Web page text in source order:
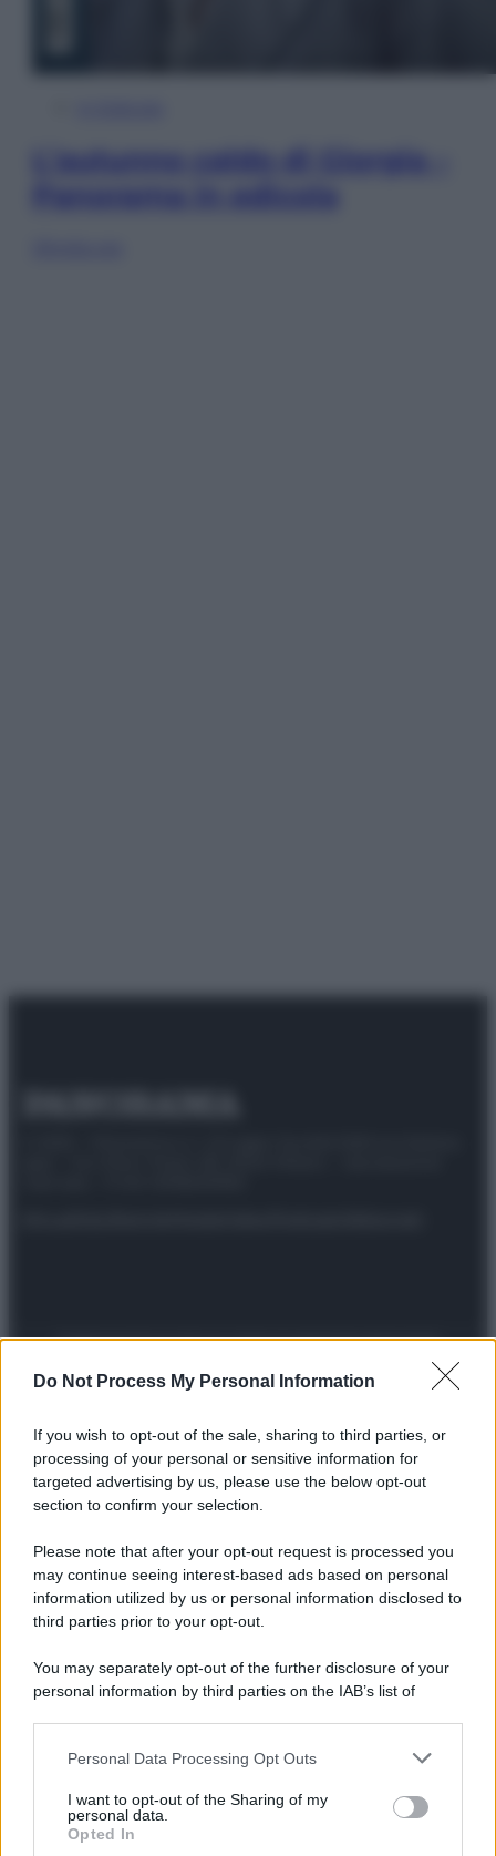
Do Not Process My Personal Information
If you wish to opt-out of the sale, sharing to third parties, or
processing of your personal or sensitive information for
targeted advertising by us, please use the below opt-out
section to confirm your selection.
Please note that after your opt-out request is processed you
may continue seeing interest-based ads based on personal
information utilized by us or personal information disclosed to
third parties prior to your opt-out.
You may separately opt-out of the further disclosure of your
personal information by third parties on the IAB’s list of
This information may also be disclosed by us to third parties
disclose it to other third parties.
Please note that this website/app uses one or more Google
Personal Data Processing Opt Outs
I want to opt-out of the Sharing of my
personal data.
Opted In
L’autunno caldo di Giorgia –
Preferenze PrivacyPrivacy PolicyCookie PolicyNote legali